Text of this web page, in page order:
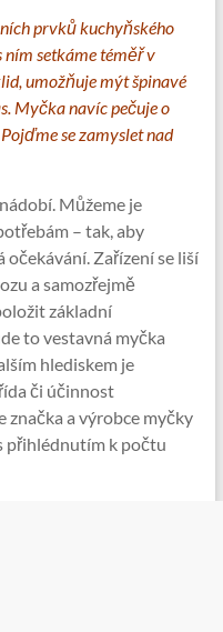
prvků kuchyňského
ním setkáme téměř v
umožňuje mýt špinavé
Myčka navíc pečuje o
se zamyslet nad
Můžeme je
– tak, aby
Zařízení se liší
a samozřejmě
základní
to vestavná myčka
hlediskem je
či účinnost
značka a výrobce myčky
přihlédnutím k počtu